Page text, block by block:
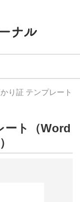
料
テ
プ
ー
り証 テンプレート
ート（Word